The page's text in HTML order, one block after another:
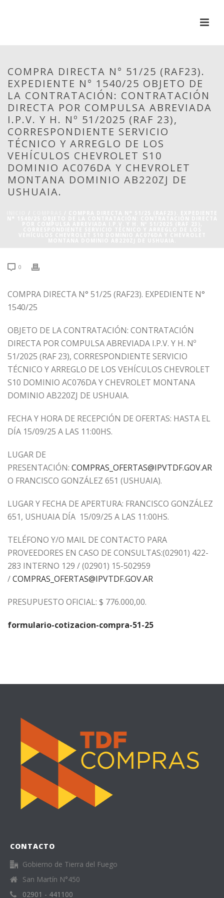
COMPRA DIRECTA N° 51/25 (RAF23).
EXPEDIENTE N° 1540/25 OBJETO DE
LA CONTRATACIÓN: CONTRATACIÓN
DIRECTA POR COMPULSA ABREVIADA
I.P.V. Y H. Nº 51/2025 (RAF 23),
CORRESPONDIENTE SERVICIO
TÉCNICO Y ARREGLO DE LOS
VEHÍCULOS CHEVROLET S10
DOMINIO AC076DA Y CHEVROLET
MONTANA DOMINIO AB220ZJ DE
USHUAIA.
0
COMPRA DIRECTA N° 51/25 (RAF23). EXPEDIENTE N°
1540/25
OBJETO DE LA CONTRATACIÓN: CONTRATACIÓN
DIRECTA POR COMPULSA ABREVIADA I.P.V. Y H. Nº
51/2025 (RAF 23), CORRESPONDIENTE SERVICIO
TÉCNICO Y ARREGLO DE LOS VEHÍCULOS CHEVROLET
S10 DOMINIO AC076DA Y CHEVROLET MONTANA
DOMINIO AB220ZJ DE USHUAIA.
FECHA Y HORA DE RECEPCIÓN DE OFERTAS: HASTA EL
DÍA 15/09/25 A LAS 11:00HS.
LUGAR DE
PRESENTACIÓN: COMPRAS_OFERTAS@IPVTDF.GOV.AR
O FRANCISCO GONZÁLEZ 651 (USHUAIA).
LUGAR Y FECHA DE APERTURA: FRANCISCO GONZÁLEZ
651, USHUAIA DÍA 15/09/25 A LAS 11:00HS.
TELÉFONO Y/O MAIL DE CONTACTO PARA
PROVEEDORES EN CASO DE CONSULTAS:(02901) 422-
283 INTERNO 129 / (02901) 15-502959
/COMPRAS_OFERTAS@IPVTDF.GOV.AR
PRESUPUESTO OFICIAL: $ 776.000,00.
formulario-cotizacion-compra-51-25
CONTACTO
Gobierno de Tierra del Fuego
San Martín N°450
02901 - 441100